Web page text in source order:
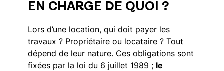
EN CHARGE DE QUOI ?
Lors d’une location, qui doit payer les
travaux ? Propriétaire ou locataire ? Tout
dépend de leur nature. Ces obligations sont
fixées par la loi du 6 juillet 1989 ; le